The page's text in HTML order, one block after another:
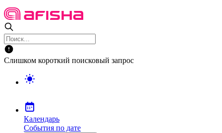
Слишком короткий поисковый запрос
Календарь
События по дате